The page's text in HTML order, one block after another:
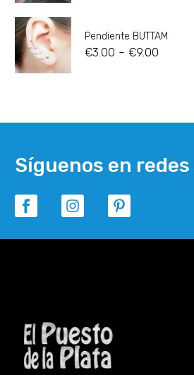
Pendiente BUTTAM
€3.00 - €9.00
Síguenos en